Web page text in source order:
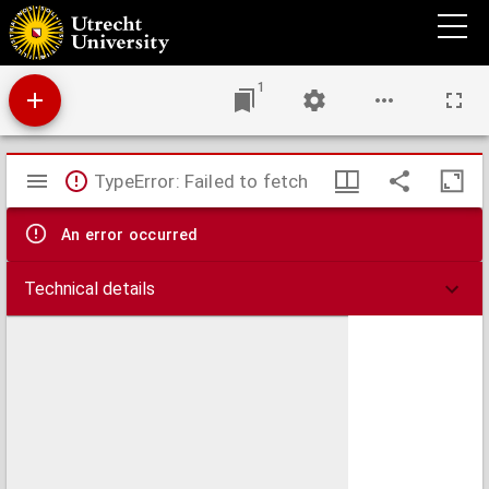
Von dem Jubeljar der Juden, Christen, vnd Papisten. Mit vermeldung, Von wem, zu
welcher zeit, warumb, vnd wozu, oder zu welchem ende vnd gesuch, ein jedes
verordnet. : Zu vnterricht vnd warnung was von dem Antichristischen Jubeljar, vnd
Römischen Ablatz, zu halten sey.
1
Mirador
viewer
TypeError: Failed to fetch
An error occurred
Technical details